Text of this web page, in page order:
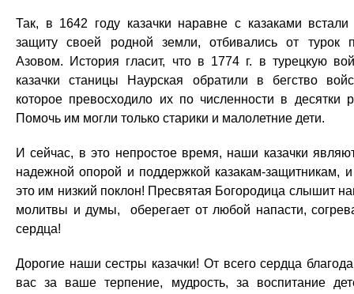
Так, в 1642 году казачки наравне с казаками встали
защиту своей родной земли, отбивались от турок
Азовом. История гласит, что в 1774 г. в турецкую
казачки станицы Наурская обратили в бегство
которое превосходило их по численности в десятки
Помочь им могли только старики и малолетние дети.
И сейчас, в это непростое время, наши казачки
надежной опорой и поддержкой казакам-защитникам,
это им низкий поклон! Пресвятая Богородица слышит
молитвы и думы, оберегает от любой напасти,
сердца!
Дорогие наши сестры казачки! От всего сердца
вас за ваше терпение, мудрость, за воспитание